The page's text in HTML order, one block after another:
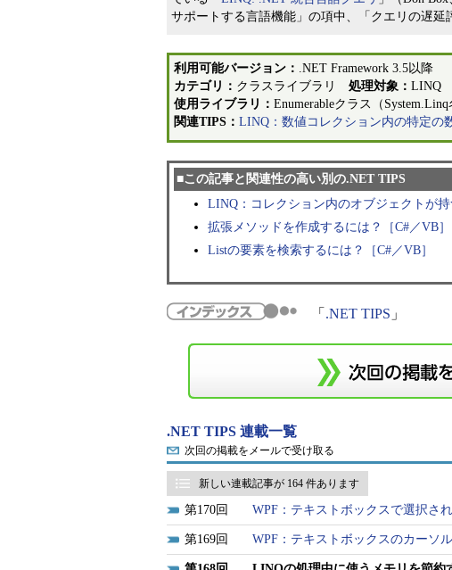
サポートする言語機能」の項中、「クエリの遅延
利用可能バージョン： .NET Framework 3.5以降
カテゴリ： クラスライブラリ 処理対象： LINQ
使用ライブラリ： Enumerableクラス（System.Linq
関連TIPS： LINQ：数値コレクション内の特定の
■この記事と関連性の高い別の.NET TIPS
LINQ：コレクション内のオブジェクトが
拡張メソッドを作成するには？［C#／VB］
Listの要素を検索するには？［C#／VB］
「 .NET TIPS 」
.NET TIPS 連載一覧
次回の掲載をメールで受け取る
新しい連載記事が 164 件あります
170 WPF：テキストボックスで選択さ
169 WPF：テキストボックスのカーソ